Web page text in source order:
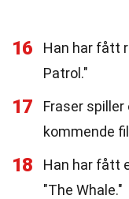
16
Han har fått
Patrol."
17
Fraser
kommende
18
Han har fått
"The Whale."